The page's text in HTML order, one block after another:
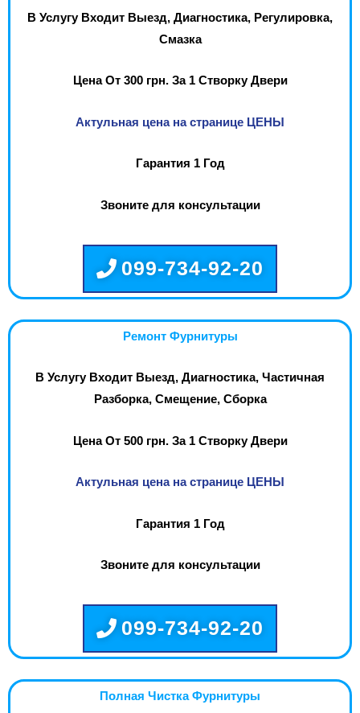
В Услугу Входит Выезд, Диагностика, Регулировка,
Смазка
Цена От 300 грн. За 1 Створку Двери
Актульная цена на странице ЦЕНЫ
Гарантия 1 Год
Звоните для консультации
099-734-92-20
Ремонт Фурнитуры
В Услугу Входит Выезд, Диагностика, Частичная
Разборка, Смещение, Сборка
Цена От 500 грн. За 1 Створку Двери
Актульная цена на странице ЦЕНЫ
Гарантия 1 Год
Звоните для консультации
099-734-92-20
Полная Чистка Фурнитуры